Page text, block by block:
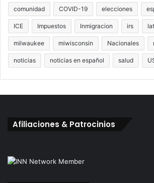
comunidad COVID-19 elecciones
ICE Impuestos Inmigracion irs
milwaukee miwisconsin Nacionales
noticias noticias en español salud
Afiliaciones & Patrocinios